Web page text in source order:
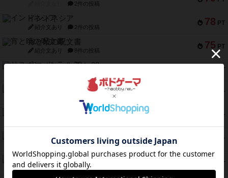
2件の投稿
78 PT
インドネシア
紹介文あり 2件の投稿
75 PT
宵と暁の呪文書
紹介文あり 8件の投稿
PT
リスボン・トラム 28
PT
PT
PT
スペクタキュラー
紹介文なし 1件の投稿
PT
スモールワールド
紹介文あり 13件の投稿